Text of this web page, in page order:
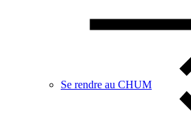
Se rendre au CHUM